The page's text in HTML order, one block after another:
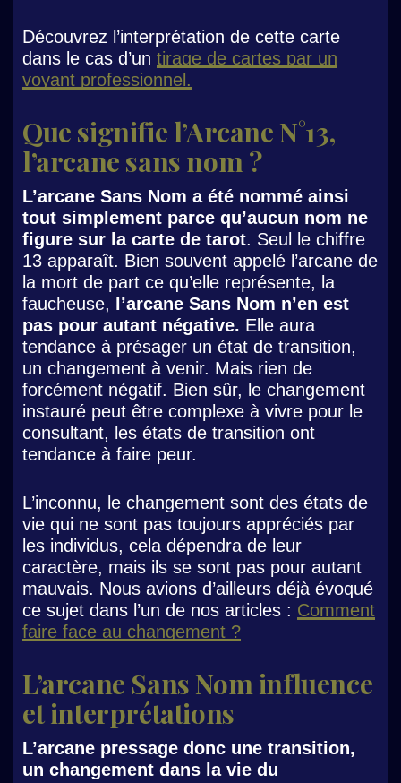
Découvrez l’interprétation de cette carte
dans le cas d’un tirage de cartes par un
voyant professionnel.
Que signifie l’Arcane N°13,
l’arcane sans nom ?
L’arcane Sans Nom a été nommé ainsi
tout simplement parce qu’aucun nom ne
figure sur la carte de tarot. Seul le chiffre
13 apparaît. Bien souvent appelé l’arcane de
la mort de part ce qu’elle représente, la
faucheuse,
l’arcane Sans Nom n’en est
pas pour autant négative. Elle aura
tendance à présager un état de transition,
un changement à venir. Mais rien de
forcément négatif. Bien sûr, le changement
instauré peut être complexe à vivre pour le
consultant, les états de transition ont
tendance à faire peur.
L’inconnu, le changement sont des états de
vie qui ne sont pas toujours appréciés par
les individus, cela dépendra de leur
caractère, mais ils se sont pas pour autant
mauvais. Nous avions d’ailleurs déjà évoqué
ce sujet dans l’un de nos articles : Comment
faire face au changement ?
L’arcane Sans Nom influence
et interprétations
L’arcane pressage donc une transition,
un changement dans la vie du